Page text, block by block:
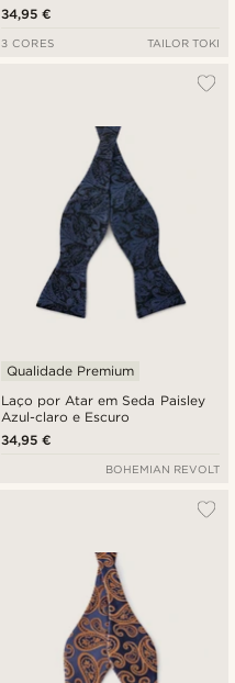
34,95 €
3 CORES TAILOR TOKI
Laço por Atar em Seda Paisley
Azul-claro e Escuro
Qualidade Premium
34,95 €
BOHEMIAN REVOLT